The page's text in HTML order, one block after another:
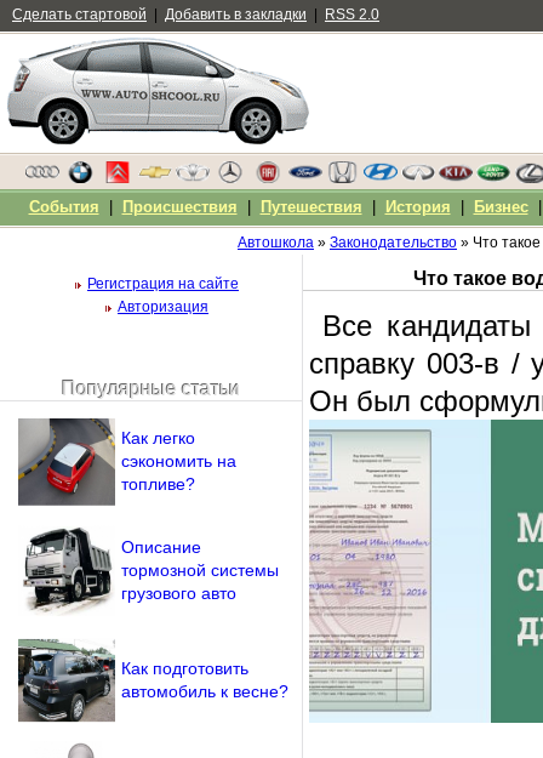
Автошкола » Законодательство » Что
Все
справку 003-в /
Он был
Регистрация на сайте
Авторизация
Напомнить пароль?
Популярные статьи
Как легко
сэкономить на
топливе?
Описание
тормозной системы
грузового авто
Как подготовить
автомобиль к весне?
Сделать стартовой Добавить в закладки RSS 2.0
События Происшествия Путешествия История Бизнес